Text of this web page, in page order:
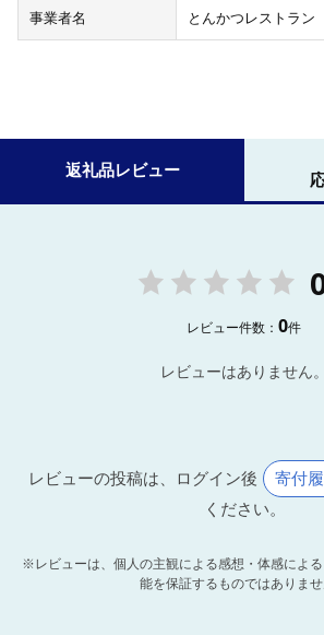
事業者名 とんかつレストラ
返礼品レビュー
レビュー件数：0件
レビューはありません。
レビューの投稿は、ログイン後 寄付
ください。
※レビューは、個人の主観による感想・体感によ
能を保証するものではありませ